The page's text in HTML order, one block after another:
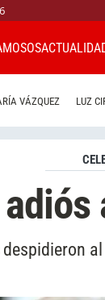
VÁZQUEZ LUZ